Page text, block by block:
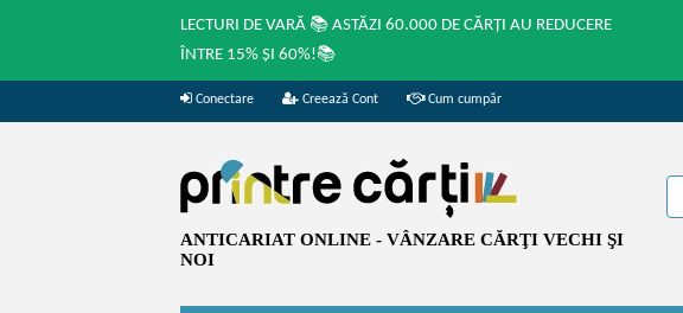
LECTURI DE VARĂ 📚 ASTĂZI 60.000 DE CĂRȚI AU REDUCERE
ÎNTRE 15% ȘI 60%!📚
Conectare Creează Cont Cum cumpăr
ANTICARIAT ONLINE - VÂNZARE CĂRŢI VECHI ŞI
NOI